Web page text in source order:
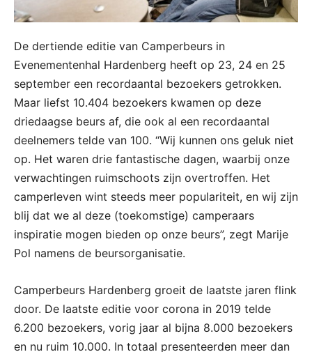
De dertiende editie van Camperbeurs in
Evenementenhal Hardenberg heeft op 23, 24 en 25
september een recordaantal bezoekers getrokken.
Maar liefst 10.404 bezoekers kwamen op deze
driedaagse beurs af, die ook al een recordaantal
deelnemers telde van 100. “Wij kunnen ons geluk niet
op. Het waren drie fantastische dagen, waarbij onze
verwachtingen ruimschoots zijn overtroffen. Het
camperleven wint steeds meer populariteit, en wij zijn
blij dat we al deze (toekomstige) camperaars
inspiratie mogen bieden op onze beurs”, zegt Marije
Pol namens de beursorganisatie.
Camperbeurs Hardenberg groeit de laatste jaren flink
door. De laatste editie voor corona in 2019 telde
6.200 bezoekers, vorig jaar al bijna 8.000 bezoekers
en nu ruim 10.000. In totaal presenteerden meer dan